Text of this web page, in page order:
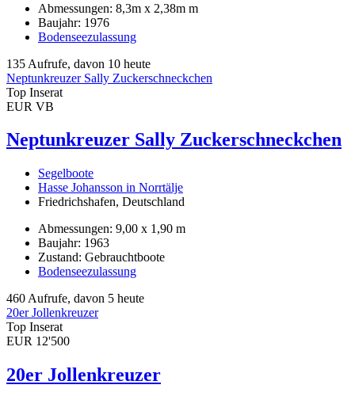
Abmessungen: 8,3m x 2,38m m
Baujahr: 1976
Bodenseezulassung
135 Aufrufe, davon 10 heute
Neptunkreuzer Sally Zuckerschneckchen
Top Inserat
EUR VB
Neptunkreuzer Sally Zuckerschneckchen
Segelboote
Hasse Johansson in Norrtälje
Friedrichshafen, Deutschland
Abmessungen: 9,00 x 1,90 m
Baujahr: 1963
Zustand: Gebrauchtboote
Bodenseezulassung
460 Aufrufe, davon 5 heute
20er Jollenkreuzer
Top Inserat
EUR 12'500
20er Jollenkreuzer